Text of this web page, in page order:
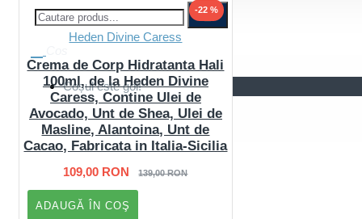
Coșul este gol!
-22 %
Heden Divine Caress
Crema de Corp Hidratanta Hali
100ml, de la Heden Divine
Caress, Contine Ulei de
Avocado, Unt de Shea, Ulei de
Masline, Alantoina, Unt de
Cacao, Fabricata in Italia-Sicilia
109,00 RON 139,00 RON
ADAUGĂ ÎN COŞ